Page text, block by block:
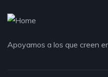
Apoyamos a los que creen